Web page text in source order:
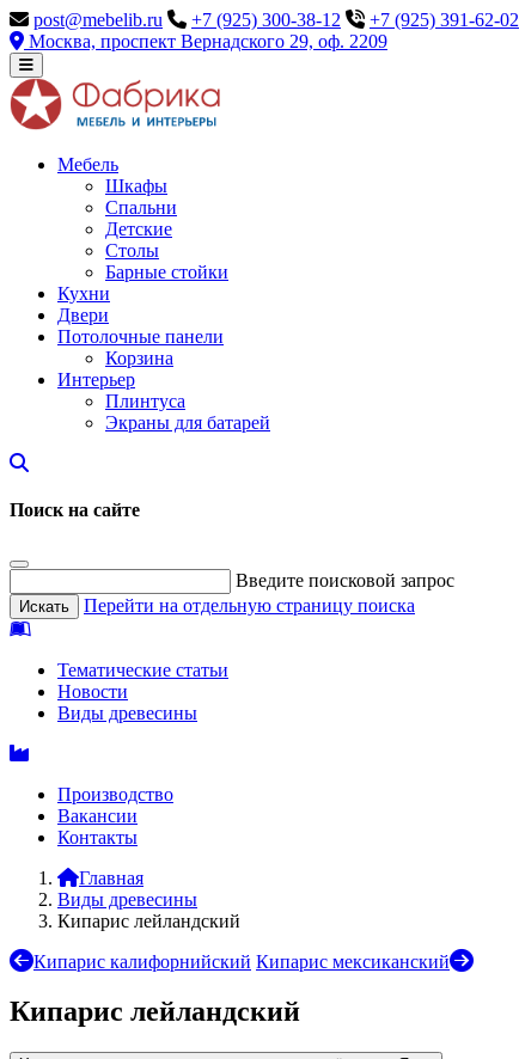
post@mebelib.ru +7 (925) 300-38-12 +7 (925) 391-62-02
Москва, проспект Вернадского 29, оф. 2209
Мебель
Шкафы
Спальни
Детские
Столы
Барные стойки
Кухни
Двери
Потолочные панели
Корзина
Интерьер
Плинтуса
Экраны для батарей
Поиск на сайте
Введите поисковой запрос
Перейти на отдельную страницу поиска
Тематические статьи
Новости
Виды древесины
Производство
Вакансии
Контакты
Главная
Виды древесины
Кипарис лейландский
Кипарис калифорнийский Кипарис мексиканский
Кипарис лейландский